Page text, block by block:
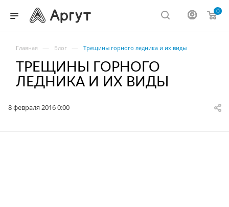
0
Главная — Блог — Трещины горного ледника и их виды
ТРЕЩИНЫ ГОРНОГО
ЛЕДНИКА И ИХ ВИДЫ
8 февраля 2016 0:00